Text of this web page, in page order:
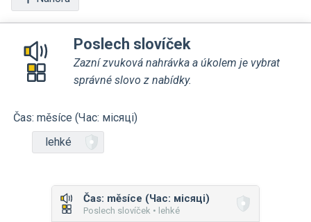
Poslech slovíček
Zazní zvuková nahrávka a úkolem je vybrat
správné slovo z nabídky.
Čas: měsíce (Час: місяці)
lehké
Čas: měsíce (Час: місяці)
Poslech slovíček • lehké